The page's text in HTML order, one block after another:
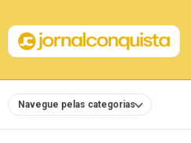
Navegue pelas categorias